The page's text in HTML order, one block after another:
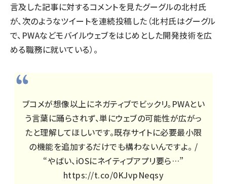
言及した記事に対するコメントを見たグーグルの北村氏
が、次のようなツイートを連続投稿した（北村氏はグーグル
で、PWAなどモバイルウェブをはじめとした開発技術を広
める職務に就いている）。
ブコメが想像以上にネガティブでビックリ。PWAとい
う言葉に踊らされず、単にウェブの可能性が広がっ
たと理解してほしいです。既存サイトに必要最小限
の機能を追加するだけでも構わないんですよ。 /
“やばい、iOSにネイティブアプリ要ら…”
https://t.co/0KJvpNeqsy